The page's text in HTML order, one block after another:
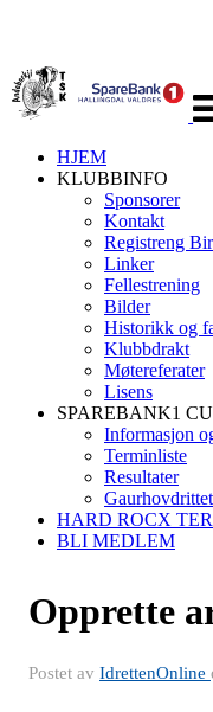
HJEM
KLUBBINFO
Sponsorer
Kontakt
Registreng
Linker
Fellestrening
Bilder
Historikk og
Klubbdrakt
Møtereferater
Lisens
SPAREBANK1
Informasjon
Terminliste
Resultater
Gaurhovdrittet
HARD ROCX
BLI MEDLEM
Opprette
Postet av IdrettenOnline